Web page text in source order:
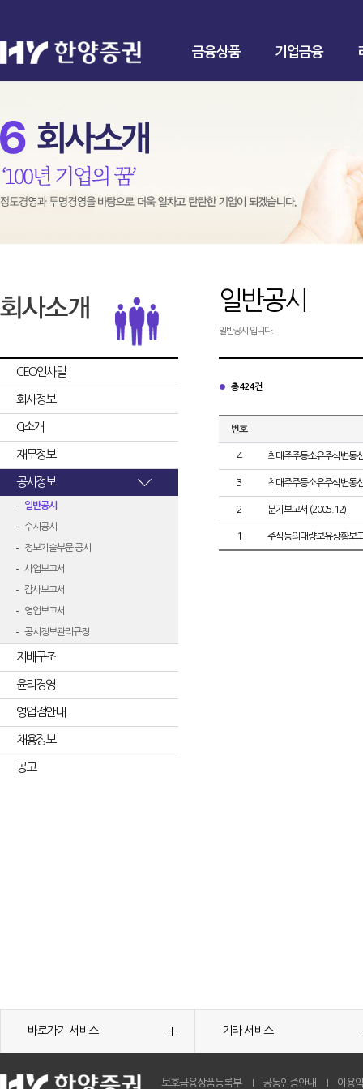
금융상품 기업금융
CEO인사말
회사정보
CI소개
재무정보
공시정보
일반공시
수시공시
정보기술부문 공시
사업보고서
감사보고서
영업보고서
공시정보관리규정
지배구조
윤리경영
영업점안내
채용정보
공고
일반공시
일반공시 입니다.
총 424건
번호
4 최대주주등소유주식변동
3 최대주주등소유주식변동
2 분기보고서 (2005.12)
1 주식등의대량보유상황보
바로가기 서비스 기타 서비스
보호금융상품등록부 공동인증안내 이용